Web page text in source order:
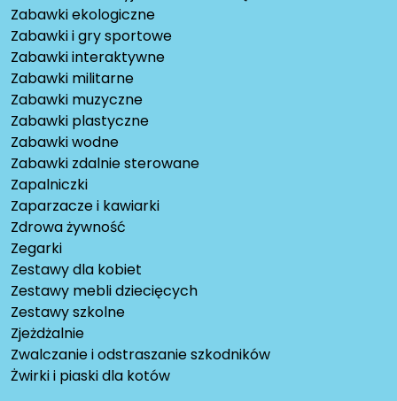
Zabawki ekologiczne
Zabawki i gry sportowe
Zabawki interaktywne
Zabawki militarne
Zabawki muzyczne
Zabawki plastyczne
Zabawki wodne
Zabawki zdalnie sterowane
Zapalniczki
Zaparzacze i kawiarki
Zdrowa żywność
Zegarki
Zestawy dla kobiet
Zestawy mebli dziecięcych
Zestawy szkolne
Zjeżdżalnie
Zwalczanie i odstraszanie szkodników
Żwirki i piaski dla kotów